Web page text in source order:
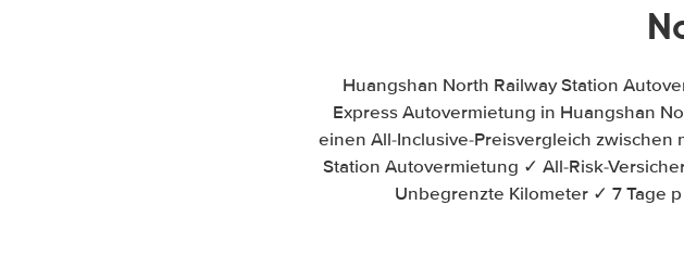
Huangshan North Railway Station
Express Autovermietung in Huangshan
einen All-Inclusive-Preisvergleich
Station Autovermietung ✓ All-Risk-
Unbegrenzte Kilometer ✓ 7 Tage